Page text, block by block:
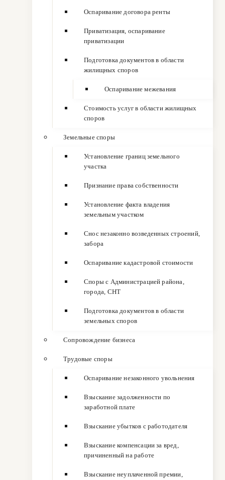
Оспаривание договора ренты
Приватизация, оспаривание
приватизации
Подготовка документов в области
жилищных споров
Оспаривание межевания
Стоимость услуг в области жилищных
споров
Земельные споры
Установление границ земельного
участка
Признание права собственности
Установление факта владения
земельным участком
Снос незаконно возведенных строений,
забора
Оспаривание кадастровой стоимости
Споры с Администрацией района,
города, СНТ
Подготовка документов в области
земельных споров
Сопровождение бизнеса
Трудовые споры
Оспаривание незаконного увольнения
Взыскание задолженности по
заработной плате
Взыскание убытков с работодателя
Взыскание компенсации за вред,
причиненный на работе
Взыскание неуплаченной премии,